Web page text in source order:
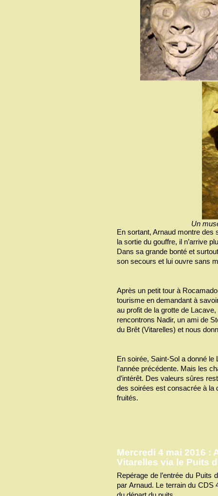
Un
En sortant, Arnaud montre
la sortie du gouffre, il n’arrive
Dans sa grande bonté et
son secours et lui ouvre sans
Après un petit tour à
tourisme en demandant à
au profit de la grotte de
rencontrons Nadir, un ami de
du Brêt (Vitarelles) et nous
En soirée, Saint-Sol a donné le
l’année précédente. Mais les
d’intérêt. Des valeurs sûres
des soirées est consacrée à la
fruités.
Mercredi 4 mai 2016 :
Vitarelles via le Puits
Repérage de l’entrée du Puits
par Arnaud. Le terrain du CDS